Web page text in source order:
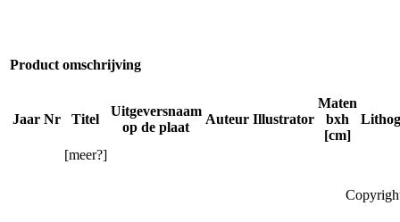
Product omschrijving
Jaar Nr Titel
Uitgeversnaam
op de plaat
Auteur Illustrator
Maten
bxh
[cm]
[meer?]